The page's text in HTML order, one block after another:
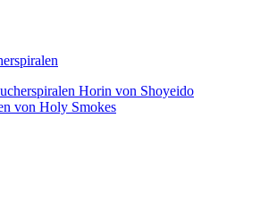
Horin von Shoyeido
von Holy Smokes